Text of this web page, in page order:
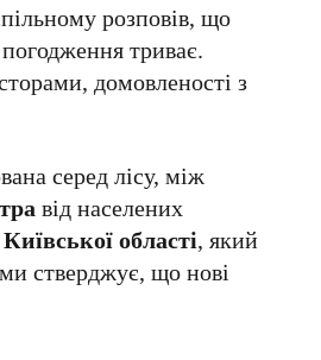
розповів, що
триває.
домовленості з
серед лісу, між
від населених
області, який
стверджує, що нові